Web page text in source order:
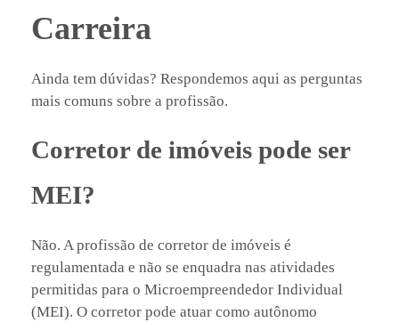
Carreira
Ainda tem dúvidas? Respondemos aqui as perguntas
mais comuns sobre a profissão.
Corretor de imóveis pode ser
MEI?
Não. A profissão de corretor de imóveis é
regulamentada e não se enquadra nas atividades
permitidas para o Microempreendedor Individual
(MEI). O corretor pode atuar como autônomo